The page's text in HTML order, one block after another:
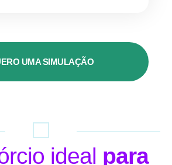
UMA SIMULAÇÃO
ideal para